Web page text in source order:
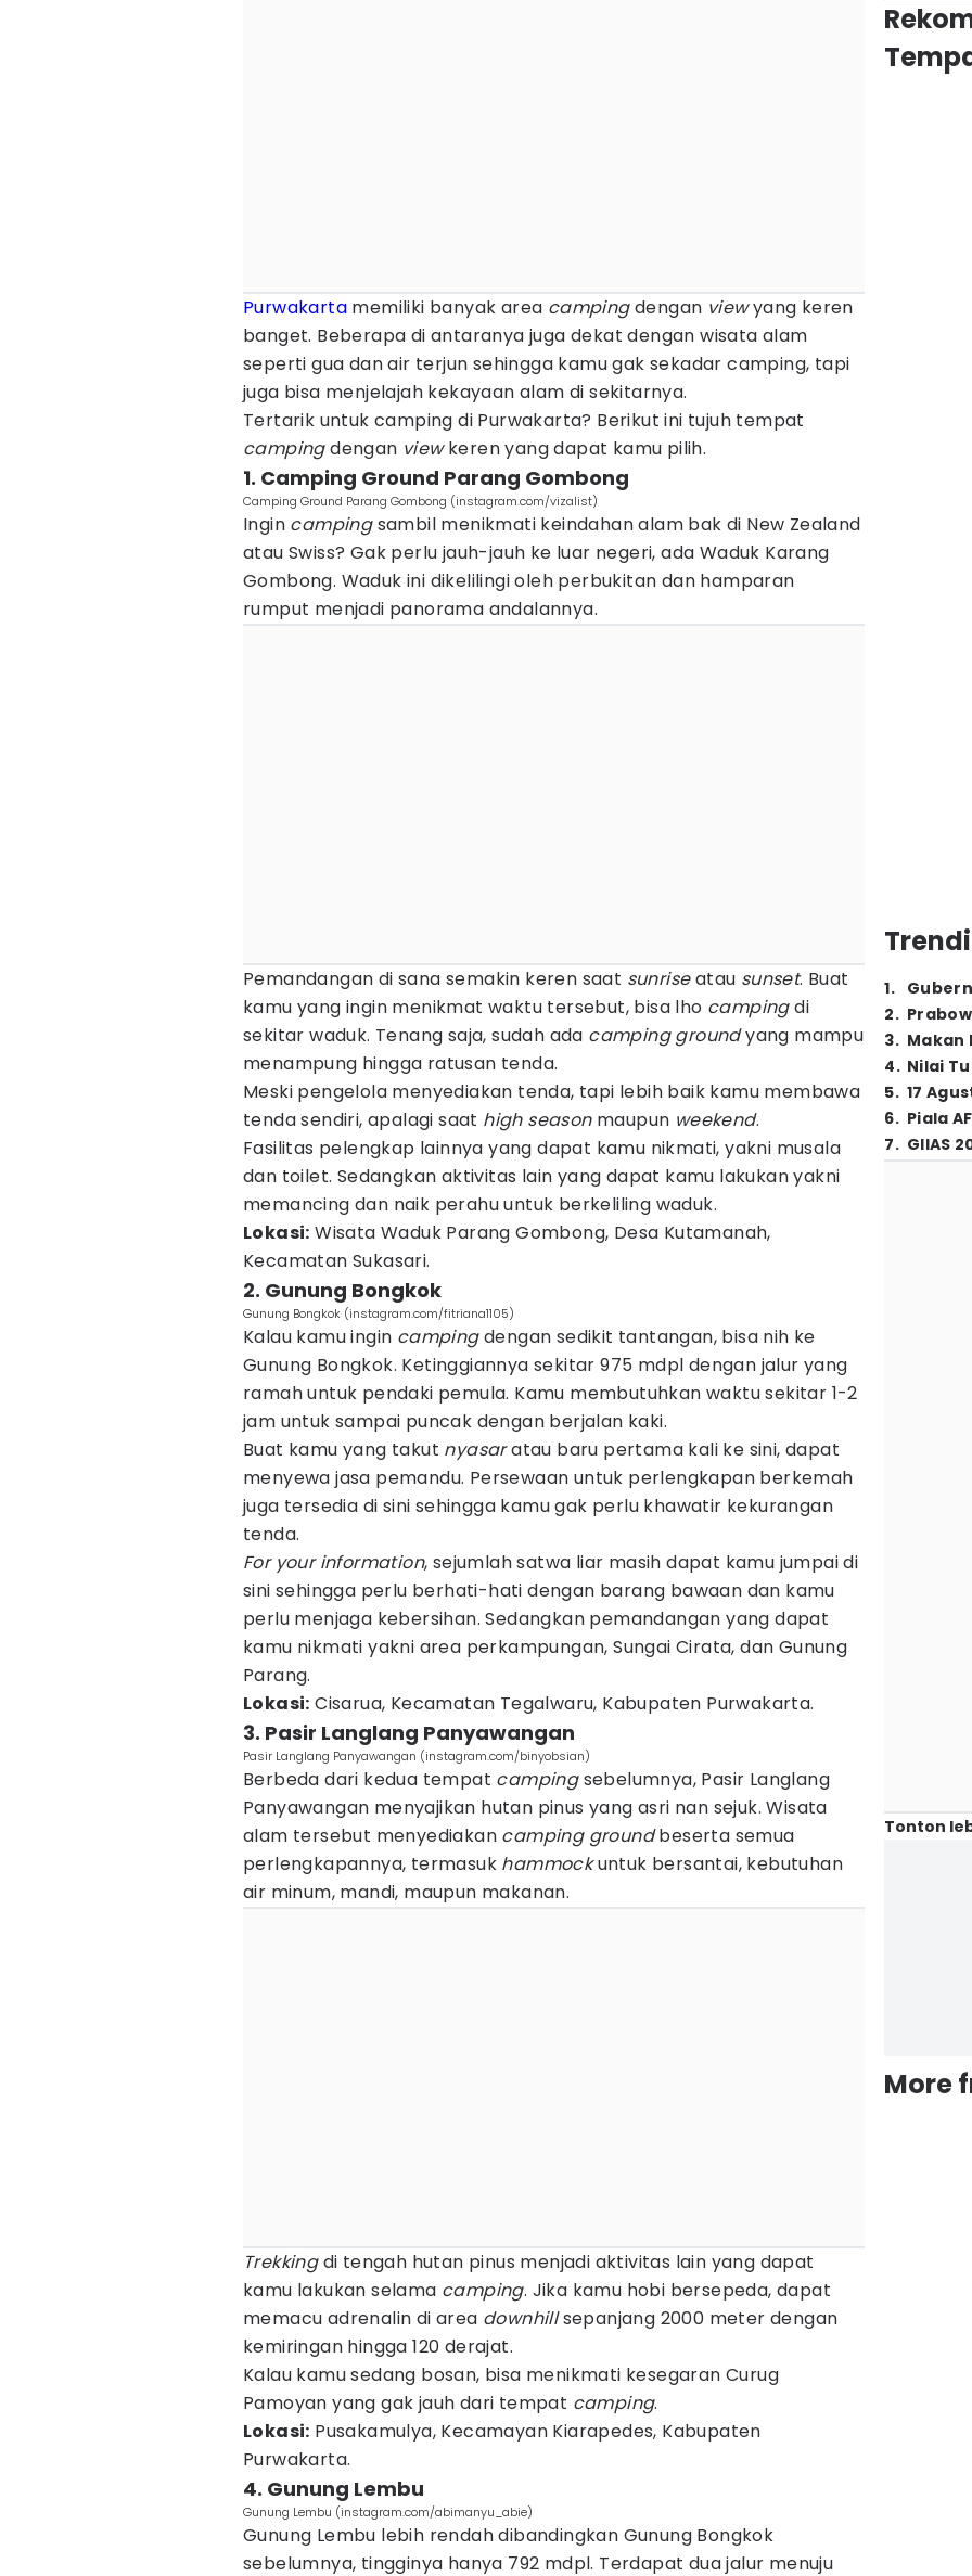
Purwakarta memiliki banyak area campingdengan viewyang keren
banget. Beberapa di antaranya juga dekat dengan wisata alam
seperti gua dan air terjun sehingga kamu gak sekadar camping, tapi
juga bisa menjelajah kekayaan alam di sekitarnya.
Tertarik untuk camping di Purwakarta? Berikut ini tujuh tempat
campingdengan viewkeren yang dapat kamu pilih.
1. Camping Ground Parang Gombong
Camping Ground Parang Gombong (instagram.com/vizalist)
Ingin campingsambil menikmati keindahan alam bak di New Zealand
atau Swiss? Gak perlu jauh-jauh ke luar negeri, ada Waduk Karang
Gombong. Waduk ini dikelilingi oleh perbukitan dan hamparan
rumput menjadi panorama andalannya.
Pemandangan di sana semakin keren saat sunriseatau sunset. Buat
kamu yang ingin menikmat waktu tersebut, bisa lho campingdi
sekitar waduk. Tenang saja, sudah ada camping groundyang mampu
menampung hingga ratusan tenda.
Meski pengelola menyediakan tenda, tapi lebih baik kamu membawa
tenda sendiri, apalagi saat high seasonmaupun weekend.
Fasilitas pelengkap lainnya yang dapat kamu nikmati, yakni musala
dan toilet. Sedangkan aktivitas lain yang dapat kamu lakukan yakni
memancing dan naik perahu untuk berkeliling waduk.
Lokasi: Wisata Waduk Parang Gombong, Desa Kutamanah,
Kecamatan Sukasari.
2. Gunung Bongkok
Gunung Bongkok (instagram.com/fitriana1105)
Kalau kamu ingin campingdengan sedikit tantangan, bisa nih ke
Gunung Bongkok. Ketinggiannya sekitar 975 mdpl dengan jalur yang
ramah untuk pendaki pemula. Kamu membutuhkan waktu sekitar 1-2
jam untuk sampai puncak dengan berjalan kaki.
Buat kamu yang takut nyasaratau baru pertama kali ke sini, dapat
menyewa jasa pemandu. Persewaan untuk perlengkapan berkemah
juga tersedia di sini sehingga kamu gak perlu khawatir kekurangan
tenda.
For your information, sejumlah satwa liar masih dapat kamu jumpai di
sini sehingga perlu berhati-hati dengan barang bawaan dan kamu
perlu menjaga kebersihan. Sedangkan pemandangan yang dapat
kamu nikmati yakni area perkampungan, Sungai Cirata, dan Gunung
Parang.
Lokasi: Cisarua, Kecamatan Tegalwaru, Kabupaten Purwakarta.
3. Pasir Langlang Panyawangan
Pasir Langlang Panyawangan (instagram.com/binyobsian)
Berbeda dari kedua tempat campingsebelumnya, Pasir Langlang
Panyawangan menyajikan hutan pinus yang asri nan sejuk. Wisata
alam tersebut menyediakan camping groundbeserta semua
perlengkapannya, termasuk hammockuntuk bersantai, kebutuhan
air minum, mandi, maupun makanan.
Trekkingdi tengah hutan pinus menjadi aktivitas lain yang dapat
kamu lakukan selama camping. Jika kamu hobi bersepeda, dapat
memacu adrenalin di area downhillsepanjang 2000 meter dengan
kemiringan hingga 120 derajat.
Kalau kamu sedang bosan, bisa menikmati kesegaran Curug
Pamoyan yang gak jauh dari tempat camping.
Lokasi: Pusakamulya, Kecamayan Kiarapedes, Kabupaten
Purwakarta.
4. Gunung Lembu
Gunung Lembu (instagram.com/abimanyu_abie)
Gunung Lembu lebih rendah dibandingkan Gunung Bongkok
sebelumnya, tingginya hanya 792 mdpl. Terdapat dua jalur menuju
1.
2.
3. Makan
4. Nilai
5. 17
6. Piala
7. GIIAS
Tonton
More